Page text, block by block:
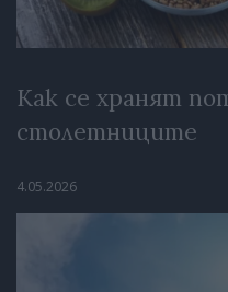
Как се хранят
столетниците
4.05.2026